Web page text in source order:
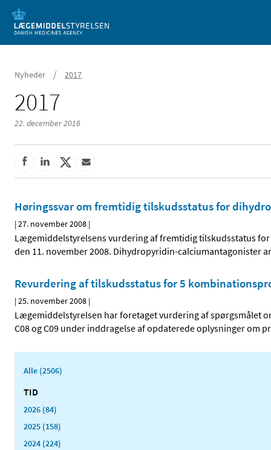
Mobil visning
Nyheder / 2017
2017
22. december 2016
Høringssvar om fremtidig tilskudsstatus for
|27. november 2008 |
Lægemiddelstyrelsens vurdering af fremtidig tilskudsstatus
den 11. november 2008. Dihydropyridin-calciumantagonister
Revurdering af tilskudsstatus for 5
|25. november 2008 |
Lægemiddelstyrelsen har foretaget vurdering af spørgsmålet
C08 og C09 under inddragelse af opdaterede oplysninger om
Alle (2506)
TID
2026 (84)
2025 (158)
2024 (224)